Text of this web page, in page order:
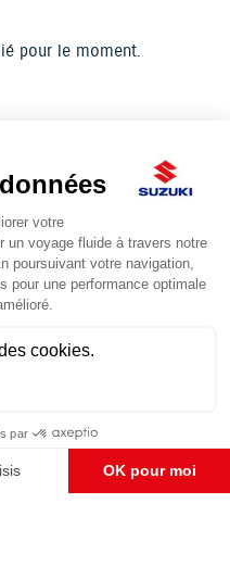
AJOUTER
pour le moment.
accessoires d'origine pour